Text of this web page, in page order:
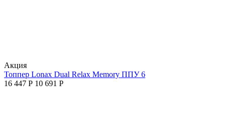
Aкция
Топпер Lonax Dual Relax Memory ППУ 6
16 447 Р 10 691 Р